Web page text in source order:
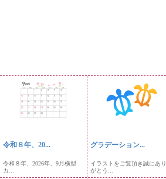
令和８年、20...
令和８年、2026年、9月横型
カ...
グラデーション...
イラストをご覧頂き誠にあり
がとう...